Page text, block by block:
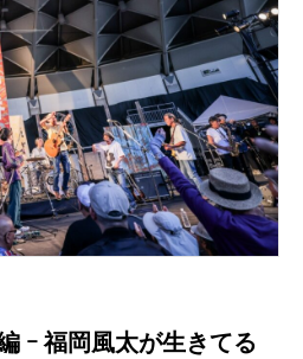
ｰ 福岡風太が生きてる